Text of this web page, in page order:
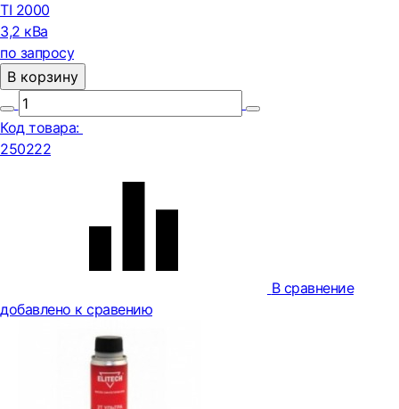
TI 2000
3,2 кВа
по запросу
В корзину
Код товара:
250222
В сравнение
добавлено к сравению